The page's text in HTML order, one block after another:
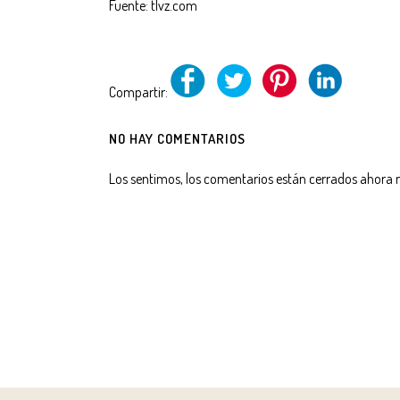
Fuente: tlvz.com
Compartir:
NO HAY COMENTARIOS
Los sentimos, los comentarios están cerrados ahora